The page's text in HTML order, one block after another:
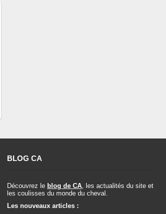
BLOG CA
Découvrez le blog de CA , les actualités du site et
les coulisses du monde du cheval.
Les nouveaux articles :